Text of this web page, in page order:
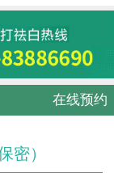
在线预约
密）